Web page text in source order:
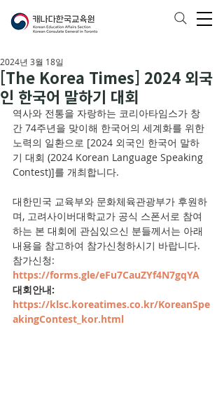
[The Korea Times] 2024 외국
인 한국어 말하기 대회
2024년 3월 18일
역사와 전통을 자랑하는 코리아타임스가 창
간 74주년을 맞이해 한국어의 세계화를 위한
노력의 일환으로 [2024 외국인 한국어 말하
기 대회 (2024 Korean Language Speaking
Contest)]를 개최합니다.
대한민국 교육부와 문화체육관광부가 후원하
며, 고려사이버대학교가 공식 스폰서로 참여
하는 본 대회에 관심있으신 분들께서는 아래
내용을 참고하여 참가신청하시기 바랍니다.
참가신청:
https://forms.gle/eFu7CauZYf4N7gqYA
대회안내:
https://klsc.koreatimes.co.kr/KoreanSpe
akingContest_kor.html